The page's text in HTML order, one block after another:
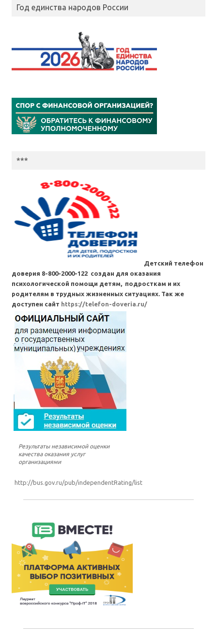
Год единства народов России
***
Детский телефон
доверия 8-800-2000-122 создан для оказания
психологической помощи детям, подросткам и их
родителям в трудных жизненных ситуациях. Так же
доступен сайт https://telefon-doveria.ru/
Результаты независимой оценки
качества оказания услуг
организациями
http://bus.gov.ru/pub/independentRating/list